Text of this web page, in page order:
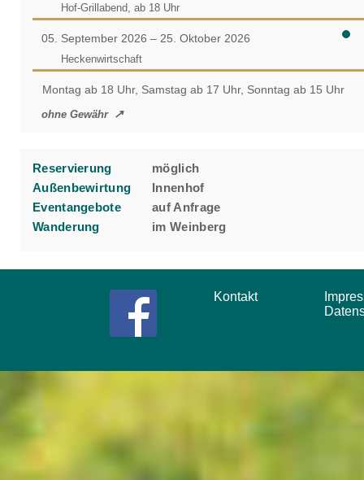
Hof-Grillabend, ab 18 Uhr
05. September 2026 – 25. Oktober 2026
Heckenwirtschaft
Montag ab 18 Uhr, Samstag ab 17 Uhr, Sonntag ab 15 Uhr
ohne Gewähr
Reservierung
möglich
Außenbewirtung
Innenhof
Eventangebote
auf Anfrage
Wanderung
im Weinberg
Kontakt